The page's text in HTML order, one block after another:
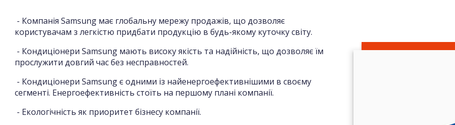
- Компанія Samsung має глобальну мережу продажів, що дозволяє
користувачам з легкістю придбати продукцію в будь-якому куточку світу.
- Кондиціонери Samsung мають високу якість та надійність, що дозволяє їм
прослужити довгий час без несправностей.
- Кондиціонери Samsung є одними із найенергоефективнішими в своєму
сегменті. Енергоефективність стоїть на першому плані компанії.
- Екологічність як приоритет бізнесу компанії.